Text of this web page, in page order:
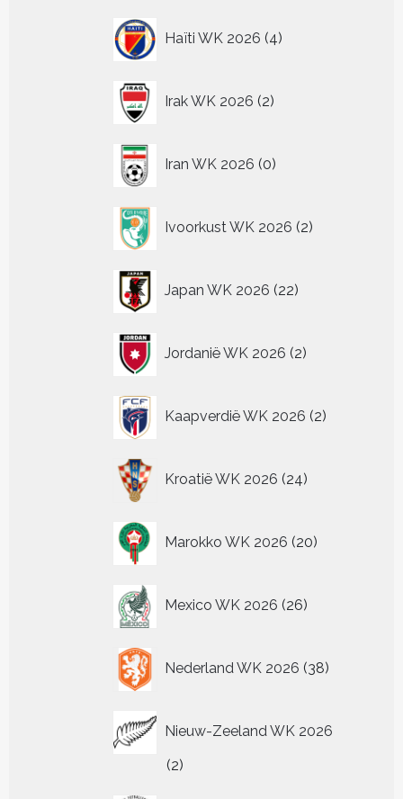
Haïti WK 2026 4
producten
Irak WK 2026 2
producten
Iran WK 2026 0
producten
Ivoorkust WK 2026 2
producten
Japan WK 2026 22
producten
Jordanië WK 2026 2
producten
Kaapverdië WK 2026 2
producten
Kroatië WK 2026 24
producten
Marokko WK 2026 20
producten
Mexico WK 2026 26
producten
Nederland WK 2026 38
producten
Nieuw-Zeeland WK 2026
22